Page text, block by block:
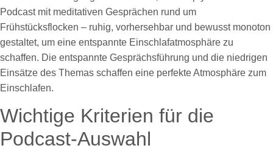
Podcast mit meditativen Gesprächen rund um
Frühstücksflocken – ruhig, vorhersehbar und bewusst monoton
gestaltet, um eine entspannte Einschlafatmosphäre zu
schaffen. Die entspannte Gesprächsführung und die niedrigen
Einsätze des Themas schaffen eine perfekte Atmosphäre zum
Einschlafen.
Wichtige Kriterien für die
Podcast-Auswahl